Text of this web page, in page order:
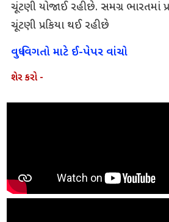
ચૂંટણી યોજાઈ રહી છે. સમગ્ર ભારતમાં
ચૂંટણી પ્રકિયા થઈ રહી છે
વધુ વિગતો માટે ઈ-પેપર વાંચો
શેર કરો -